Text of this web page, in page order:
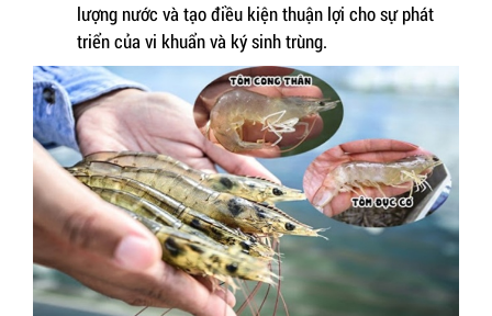
lượng nước và tạo điều kiện thuận lợi cho sự phát
triển của vi khuẩn và ký sinh trùng.